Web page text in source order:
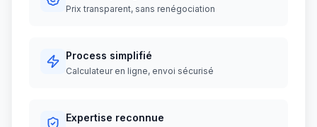
Prix transparent, sans renégociation
Process simplifié
Calculateur en ligne, envoi sécurisé
Expertise reconnue